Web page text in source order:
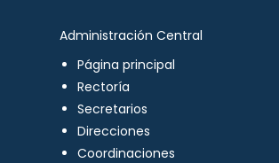
Administración Central
Página principal
Rectoría
Secretarios
Direcciones
Coordinaciones